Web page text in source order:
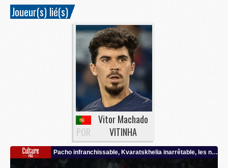
Joueur(s) lié(s)
POR
Vitor Machado
VITINHA